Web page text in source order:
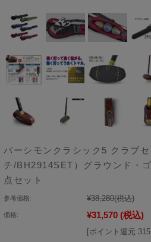
パーシモンクラシック5 クラブ
チ/BH2914SET）グラウンド・
点セット
参考価格: ¥38,280(税込)
価格: ¥31,570 (税込)
[ポイント還元